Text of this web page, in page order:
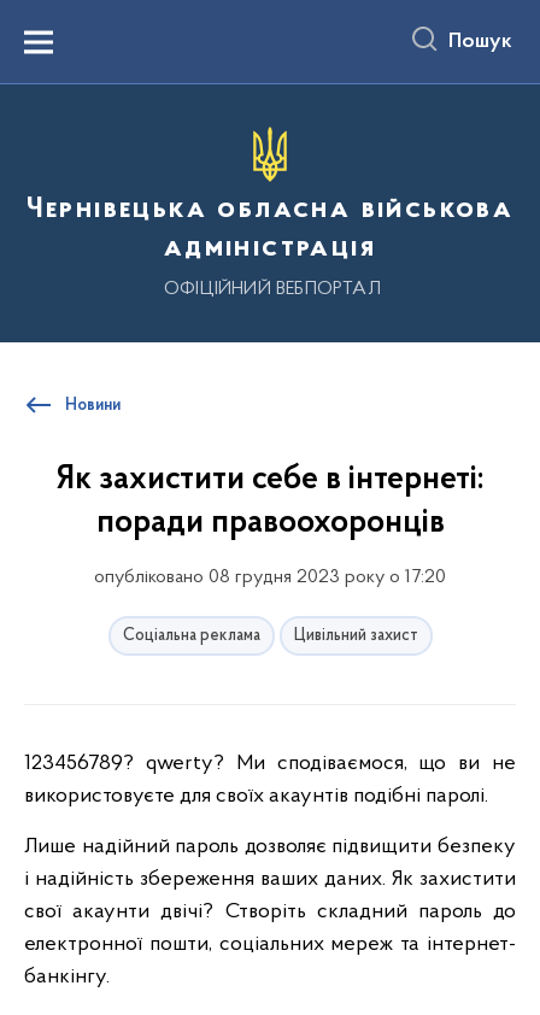
вмістуMenu Пошук
Чернівецька обласна військова
адміністрація
ОФІЦІЙНИЙ ВЕБПОРТАЛ
Новини
Як захистити себе в інтернеті:
поради правоохоронців
опубліковано 08 грудня 2023 року о 17:20
Соціальна реклама Цивільний захист
123456789? qwerty? Ми сподіваємося, що ви не
використовуєте для своїх акаунтів подібні паролі.
Лише надійний пароль дозволяє підвищити безпеку
і надійність збереження ваших даних. Як захистити
свої акаунти двічі? Створіть складний пароль до
електронної пошти, соціальних мереж та інтернет-
банкінгу.